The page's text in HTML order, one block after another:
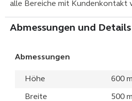
alle Bereiche mit Kundenkontakt
Abmessungen und Details
Abmessungen
Höhe 600
Breite 500